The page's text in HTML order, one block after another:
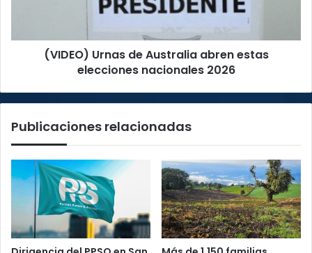
2026
(VIDEO) Urnas de Australia abren estas
elecciones nacionales 2026
Publicaciones relacionadas